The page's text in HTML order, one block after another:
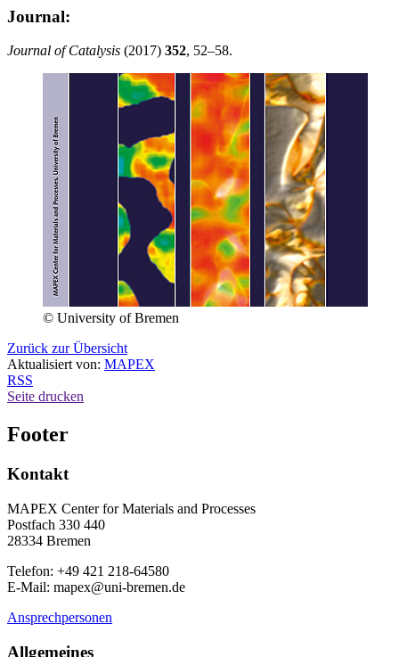
Journal:
Journal of Catalysis (2017) 352, 52–58.
© University of Bremen
Zurück zur Übersicht
Aktualisiert von: MAPEX
RSS
Seite drucken
Footer
Kontakt
MAPEX Center for Materials and Processes
Postfach 330 440
28334 Bremen
Telefon: +49 421 218-64580
E-Mail: mapex@uni-bremen.de
Ansprechpersonen
Allgemeines